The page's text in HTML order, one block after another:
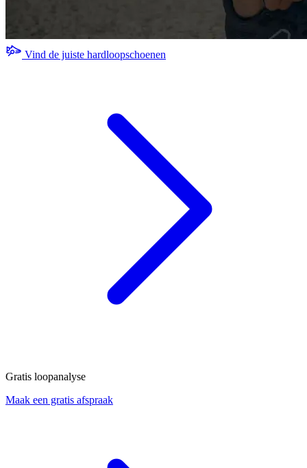
Vind de juiste hardloopschoenen
Gratis loopanalyse
Maak een gratis afspraak